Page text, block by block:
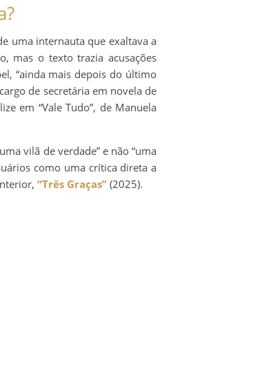
uma internauta que exaltava a
mas o texto trazia acusações
“ainda mais depois do último
de secretária em novela de
em “Vale Tudo”, de Manuela
vilã de verdade” e não “uma
como uma crítica direta a
“Três Graças” (2025).